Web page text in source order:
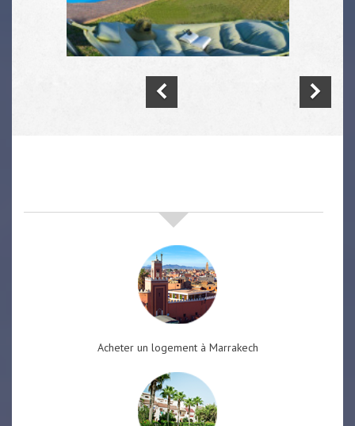
Acheter un logement à Marrakech